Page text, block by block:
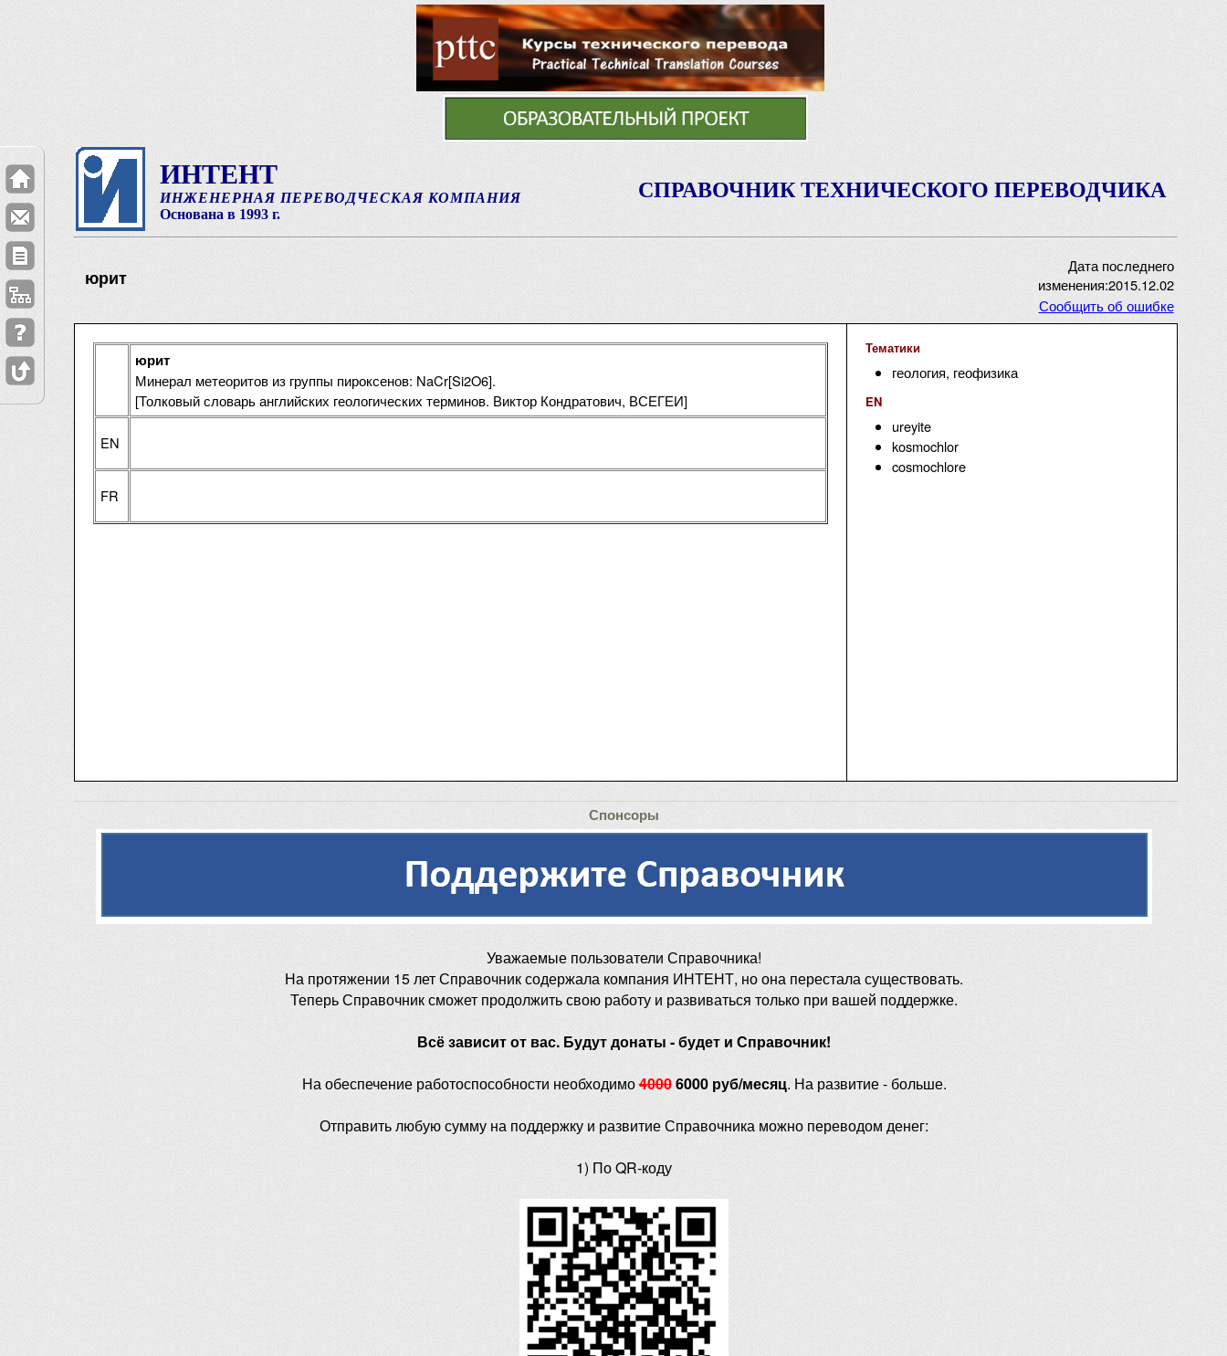
ИНТЕНТ
ИНЖЕНЕРНАЯ ПЕРЕВОДЧЕСКАЯ КОМПАНИЯ
Основана в 1993 г.
СПРАВОЧНИК ТЕХНИЧЕСКОГО ПЕРЕВОДЧИКА
юрит
Дата последнего
изменения:2015.12.02
Сообщить об ошибке
юрит
Минерал метеоритов из группы пироксенов: NaCr[Si2O6].
[Толковый словарь английских геологических терминов. Виктор Кондратович, ВСЕГЕИ]
EN
FR
Тематики
геология, геофизика
EN
ureyite
kosmochlor
cosmochlore
Спонсоры
Уважаемые пользователи Справочника!
На протяжении 15 лет Справочник содержала компания ИНТЕНТ, но она перестала существовать.
Теперь Справочник сможет продолжить свою работу и развиваться только при вашей поддержке.
Всё зависит от вас. Будут донаты - будет и Справочник!
На обеспечение работоспособности необходимо40006000 руб/месяц. На развитие - больше.
Отправить любую сумму на поддержку и развитие Справочника можно переводом денег:
1) По QR-коду